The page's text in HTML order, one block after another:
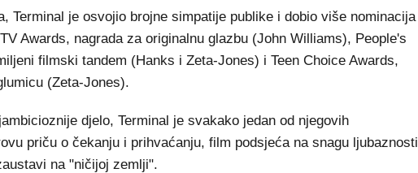
Terminal je osvojio brojne simpatije publike i dobio više nominacija
Awards, nagrada za originalnu glazbu (John Williams), People's
filmski tandem (Hanks i Zeta-Jones) i Teen Choice Awards,
(Zeta-Jones).
djelo, Terminal je svakako jedan od njegovih
priču o čekanju i prihvaćanju, film podsjeća na snagu ljubaznosti
na "ničijoj zemlji".